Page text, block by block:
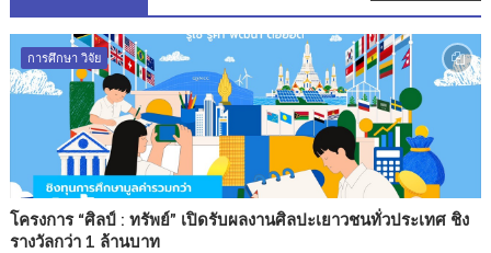
การศึกษา วิจัย
โครงการ “ศิลป์ : ทรัพย์” เปิดรับผลงานศิลปะเยาวชนทั่วประเทศ ชิง
รางวัลกว่า 1 ล้านบาท